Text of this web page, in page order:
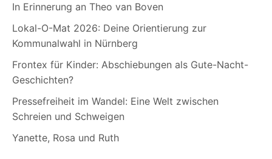
In Erinnerung an Theo van Boven
Lokal-O-Mat 2026: Deine Orientierung zur
Kommunalwahl in Nürnberg
Frontex für Kinder: Abschiebungen als Gute-Nacht-
Geschichten?
Pressefreiheit im Wandel: Eine Welt zwischen
Schreien und Schweigen
Yanette, Rosa und Ruth